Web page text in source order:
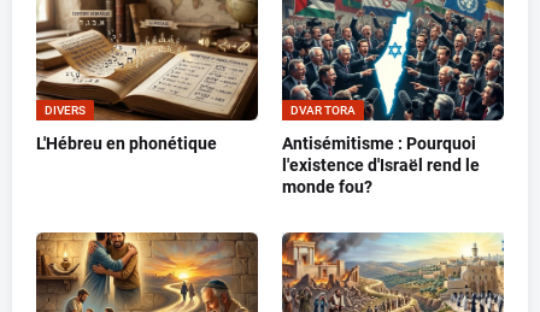
DIVERS
L'Hébreu en phonétique
DVAR TORA
Antisémitisme : Pourquoi
l'existence d'Israël rend le
monde fou?